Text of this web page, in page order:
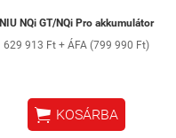
NIU NQi GT/NQi Pro akkumulátor
629 913 Ft + ÁFA (799 990 Ft)
 KOSÁRBA